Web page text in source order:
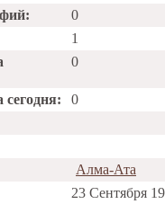
0
1
0
сегодня:
0
Алма-Ата
23 Сентября